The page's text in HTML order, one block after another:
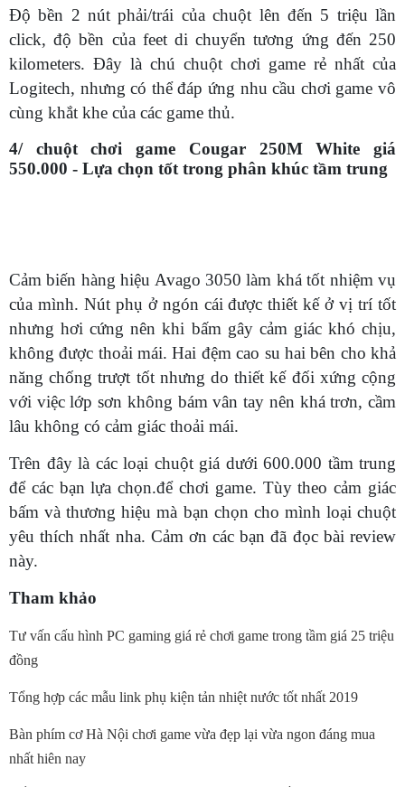
Độ bền 2 nút phải/trái của chuột lên đến 5 triệu lần
click, độ bền của feet di chuyển tương ứng đến 250
kilometers. Đây là chú chuột chơi game rẻ nhất của
Logitech, nhưng có thể đáp ứng nhu cầu chơi game vô
cùng khắt khe của các game thủ.
4/ chuột chơi game Cougar 250M White giá
550.000 - Lựa chọn tốt trong phân khúc tầm trung
Cảm biến hàng hiệu Avago 3050 làm khá tốt nhiệm vụ
của mình. Nút phụ ở ngón cái được thiết kế ở vị trí tốt
nhưng hơi cứng nên khi bấm gây cảm giác khó chịu,
không được thoải mái. Hai đệm cao su hai bên cho khả
năng chống trượt tốt nhưng do thiết kế đối xứng cộng
với việc lớp sơn không bám vân tay nên khá trơn, cầm
lâu không có cảm giác thoải mái.
Trên đây là các loại chuột giá dưới 600.000 tầm trung
để các bạn lựa chọn.để chơi game. Tùy theo cảm giác
bấm và thương hiệu mà bạn chọn cho mình loại chuột
yêu thích nhất nha. Cảm ơn các bạn đã đọc bài review
này.
Tham khảo
Tư vấn cấu hình PC gaming giá rẻ chơi game trong tầm giá 25 triệu
đồng
Tổng hợp các mẫu link phụ kiện tản nhiệt nước tốt nhất 2019
Bàn phím cơ Hà Nội chơi game vừa đẹp lại vừa ngon đáng mua
nhất hiên nay